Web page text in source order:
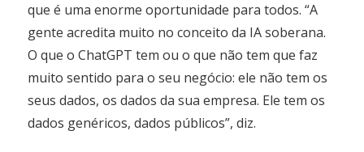
que é uma enorme oportunidade para todos. “A
gente acredita muito no conceito da IA soberana.
O que o ChatGPT tem ou o que não tem que faz
muito sentido para o seu negócio: ele não tem os
seus dados, os dados da sua empresa. Ele tem os
dados genéricos, dados públicos”, diz.